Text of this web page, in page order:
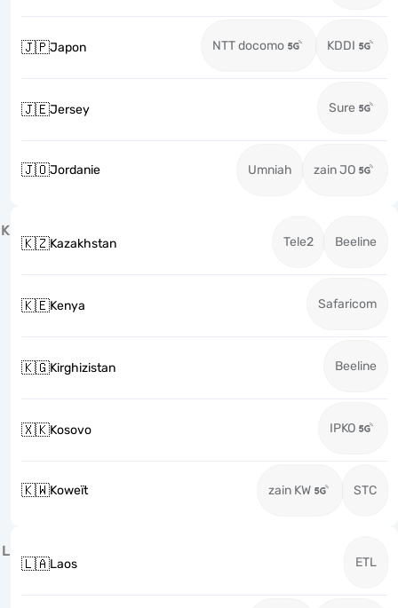
🇯🇵Japon NTT docomo KDDI
🇯🇪Jersey Sure
🇯🇴Jordanie Umniah zain JO
K
🇰🇿Kazakhstan Tele2 Beeline
🇰🇪Kenya Safaricom
🇰🇬Kirghizistan Beeline
🇽🇰Kosovo IPKO
🇰🇼Koweït zain KW STC
L
🇱🇦Laos ETL